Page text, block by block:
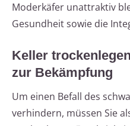
Moderkäfer unattraktiv
Gesundheit sowie die
Keller
zur Bekämpfung
Um einen Befall des
verhindern, müssen Sie